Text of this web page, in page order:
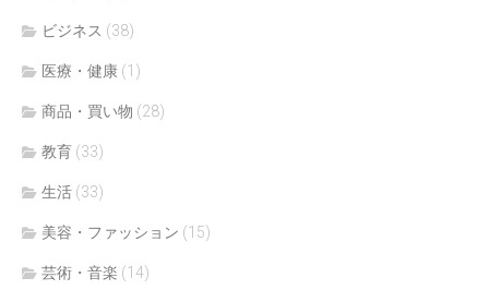
ビジネス (38)
医療・健康 (1)
商品・買い物 (28)
教育 (33)
生活 (33)
美容・ファッション (15)
芸術・音楽 (14)